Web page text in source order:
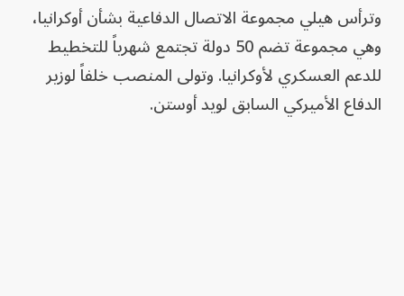
وترأس هيلي مجموعة الاتصال الدفاعية بشأن أوكرانيا،
وهي مجموعة تضم 50 دولة تجتمع شهرياً للتخطيط
للدعم العسكري لأوكرانيا. وتولى المنصب خلفاً لوزير
الدفاع الأميركي السابق لويد أوستن.